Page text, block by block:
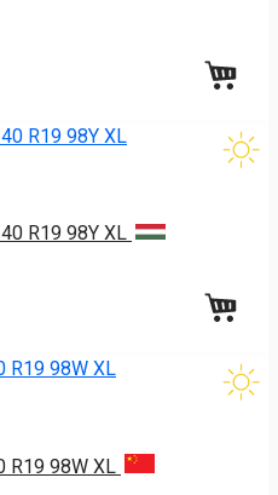
R19 98Y XL
R19 98W XL